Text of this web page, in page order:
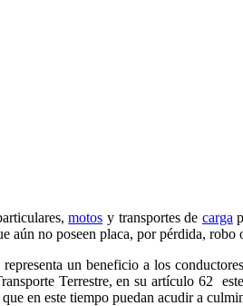
motos y transportes de carga
aún no poseen placa, por pérdida, robo
un beneficio a los
Terrestre, en su artículo 62
en este tiempo puedan acudir a